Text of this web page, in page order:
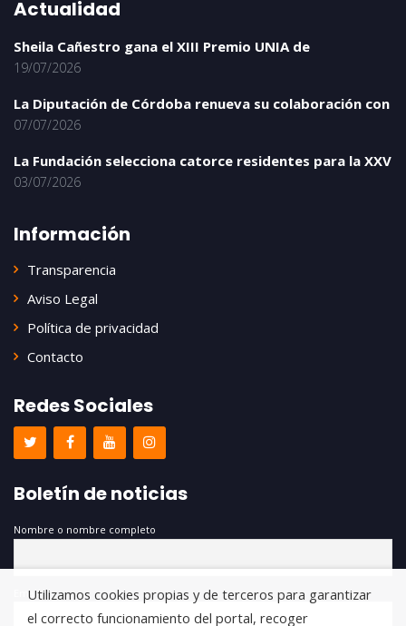
Actualidad
Sheila Cañestro gana el XIII Premio UNIA de
19/07/2026
La Diputación de Córdoba renueva su colaboración con
07/07/2026
La Fundación selecciona catorce residentes para la XXV
03/07/2026
Información
Transparencia
Aviso Legal
Política de privacidad
Contacto
Redes Sociales
Boletín de noticias
Nombre o nombre completo
Email
Utilizamos cookies propias y de terceros para garantizar
el correcto funcionamiento del portal, recoger